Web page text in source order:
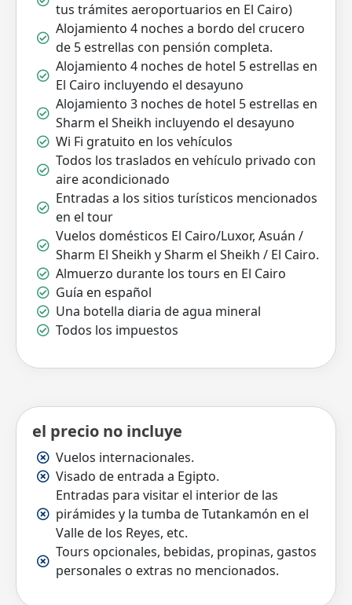
tus trámites aeroportuarios en El Cairo)
Alojamiento 4 noches a bordo del crucero
de 5 estrellas con pensión completa.
Alojamiento 4 noches de hotel 5 estrellas en
El Cairo incluyendo el desayuno
Alojamiento 3 noches de hotel 5 estrellas en
Sharm el Sheikh incluyendo el desayuno
Wi Fi gratuito en los vehículos
Todos los traslados en vehículo privado con
aire acondicionado
Entradas a los sitios turísticos mencionados
en el tour
Vuelos domésticos El Cairo/Luxor, Asuán /
Sharm El Sheikh y Sharm el Sheikh / El Cairo.
Almuerzo durante los tours en El Cairo
Guía en español
Una botella diaria de agua mineral
Todos los impuestos
el precio no incluye
Vuelos internacionales.
Visado de entrada a Egipto.
Entradas para visitar el interior de las
pirámides y la tumba de Tutankamón en el
Valle de los Reyes, etc.
Tours opcionales, bebidas, propinas, gastos
personales o extras no mencionados.